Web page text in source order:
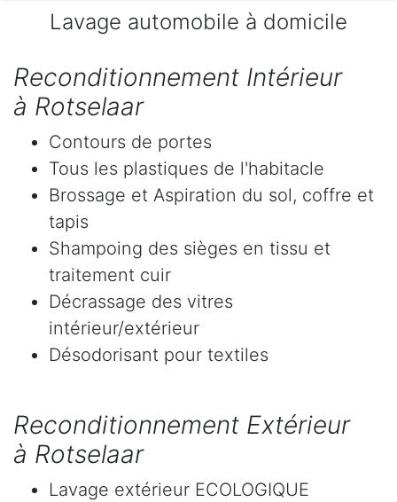
Lavage automobile à domicile
Reconditionnement Intérieur
à Rotselaar
Contours de portes
Tous les plastiques de l'habitacle
Brossage et Aspiration du sol, coffre et
tapis
Shampoing des sièges en tissu et
traitement cuir
Décrassage des vitres
intérieur/extérieur
Désodorisant pour textiles
Reconditionnement Extérieur
à Rotselaar
Lavage extérieur ECOLOGIQUE